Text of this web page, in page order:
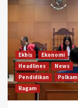
Ekbis
Ekonomi
Headlines
News
Pendidikan
Polkam
Ragam